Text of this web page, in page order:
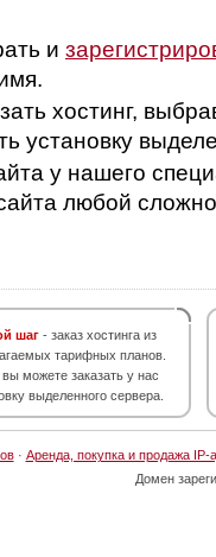
и
хостинг,
установку
у нашего
любой
шаг - заказ хостинга из
тарифных планов.
можете заказать у нас
выделенного сервера.
· Аренда, покупка и продажа IP-
Домен